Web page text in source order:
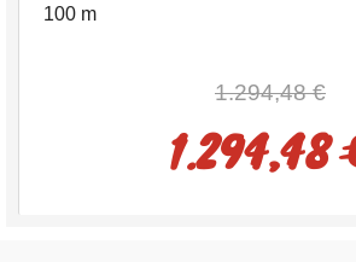
100 m
1.294,48 €
1.294,48